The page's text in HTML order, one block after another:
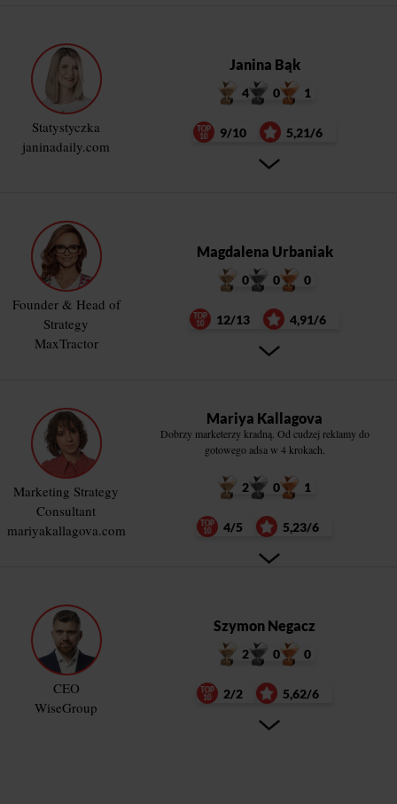
Statystyczka
janinadaily.com
Janina Bąk
4 0 1
9/10 5,21/6
Founder & Head of
Strategy
MaxTractor
Magdalena Urbaniak
0 0 0
12/13 4,91/6
Marketing Strategy
Consultant
mariyakallagova.com
Mariya Kallagova
Dobrzy marketerzy kradną. Od cudzej reklamy do
gotowego adsa w 4 krokach.
2 0 1
4/5 5,23/6
CEO
WiseGroup
Szymon Negacz
2 0 0
2/2 5,62/6